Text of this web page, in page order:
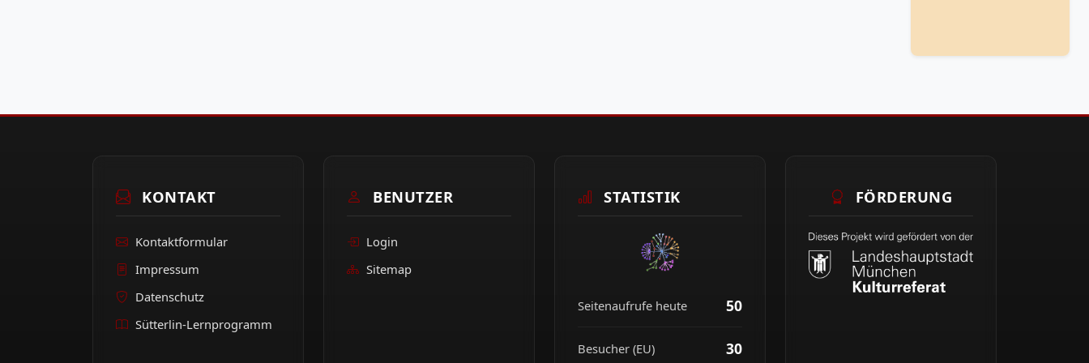
KONTAKT
Kontaktformular
Impressum
Datenschutz
Sütterlin-Lernprogramm
BENUTZER
Login
Sitemap
STATISTIK
Seitenaufrufe heute 50
Besucher (EU) 30
FÖRDERUNG